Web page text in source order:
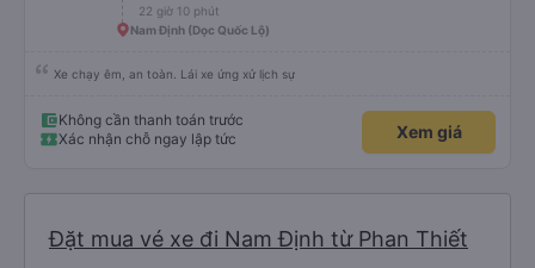
22 giờ 10 phút
Nam Định (Dọc Quốc Lộ)
Xe chạy êm, an toàn. Lái xe ứng xử lịch sự
Không cần thanh toán trước
Xác nhận chỗ ngay lập tức
Xem giá
Đặt mua vé xe đi Nam Định từ Phan Thiết